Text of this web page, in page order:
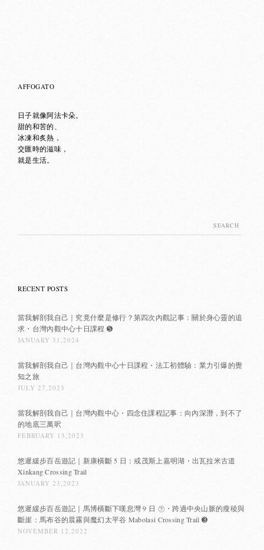
AFFOGATO
日子就像阿法卡朵。
甜的和苦的、
冰凍和炙熱，
交匯時的滋味，
就是生活。
RECENT POSTS
當我解剖我自己｜究竟什麼是修行？第四次內觀記事：關於身心靈的追
求・台灣內觀中心十日課程 ➎
JANUARY 31,2024
當我解剖我自己｜台灣內觀中心十日課程・法工初體驗：業力引爆的覺
知之旅
JULY 27,2023
當我解剖我自己｜台灣內觀中心・四念住課程記事：向內深潛，到不了
的地底三萬呎
FEBRUARY 13,2023
悠遲緩步百岳遊記｜新康橫斷 5 日：戒茂斯上嘉明湖・出瓦拉米古道
Xinkang Crossing Trail
JANUARY 23,2023
悠遲緩步百岳遊記｜馬博橫斷下嘆息灣 9 日 ㊦・跨過中央山脈的瘦稜與
斷崖：馬布谷的晨霧與魔幻太平谷 Mabolasi Crossing Trail ➌
NOVEMBER 12,2022